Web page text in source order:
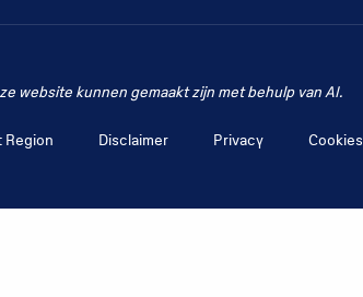
website kunnen gemaakt zijn met behulp van AI.
Disclaimer Privacy Cookies